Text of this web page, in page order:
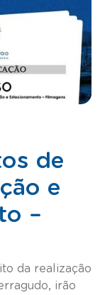
de
e
–
da realização
irão